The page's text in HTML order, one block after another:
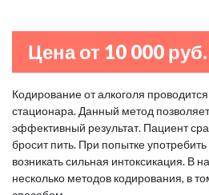
Цена от 10 000 руб.
Кодирование от алкоголя
стационара. Данный метод
эффективный результат. Пациент
бросит пить. При попытке
возникать сильная интоксикация. В
несколько методов кодирования, в